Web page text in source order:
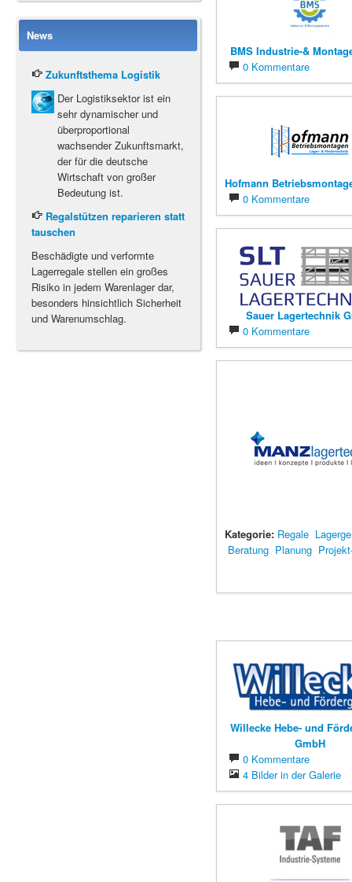
News
Zukunftsthema Logistik
Der Logistiksektor ist ein
sehr dynamischer und
überproportional
wachsender Zukunftsmarkt,
der für die deutsche
Wirtschaft von großer
Bedeutung ist.
Regalstützen reparieren statt
tauschen
Beschädigte und verformte
Lagerregale stellen ein großes
Risiko in jedem Warenlager dar,
besonders hinsichtlich Sicherheit
und Warenumschlag.
BMS Industrie-&
0 Kommentare
Hofmann
0 Kommentare
Sauer Lagertechnik
0 Kommentare
Kategorie: Regale
Beratung Planung
Willecke Hebe- und
GmbH
0 Kommentare
4 Bilder in der Galerie